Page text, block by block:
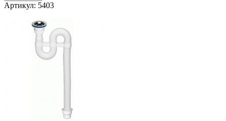
Артикул: 5403